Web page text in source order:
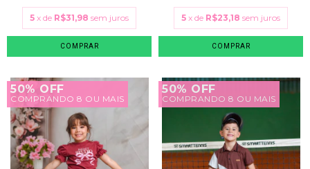
5 x de R$31,98 sem juros
COMPRAR
5 x de R$23,18 sem juros
COMPRAR
50% OFF
COMPRANDO 8 OU MAIS
50% OFF
COMPRANDO 8 OU MAIS